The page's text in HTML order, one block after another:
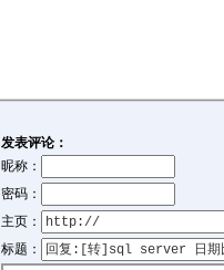
发表评论：
昵称：
密码：
主页：
标题：